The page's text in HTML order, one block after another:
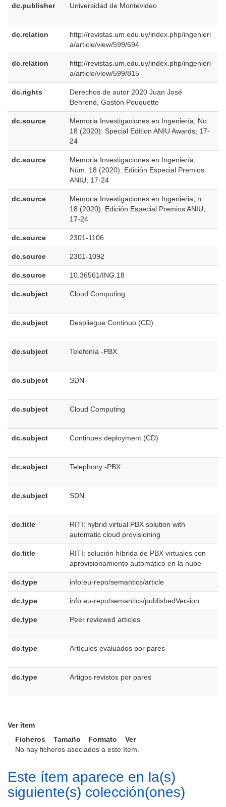
dc.publisher Universidad de Montevideo
dc.relation
http://revistas.um.edu.uy/index.php/ingenieri
a/article/view/599/694
dc.relation
http://revistas.um.edu.uy/index.php/ingenieri
a/article/view/599/815
dc.rights
Derechos de autor 2020 Juan José
Behrend, Gastón Pouquette
dc.source
Memoria Investigaciones en Ingeniería; No.
18 (2020): Special Edition ANIU Awards; 17-
24
dc.source
Memoria Investigaciones en Ingeniería;
Núm. 18 (2020): Edición Especial Premios
ANIU; 17-24
dc.source
Memoria Investigaciones en Ingenieria; n.
18 (2020): Edición Especial Premios ANIU;
17-24
dc.source 2301-1106
dc.source 2301-1092
dc.source 10.36561/ING.18
dc.subject Cloud Computing
dc.subject Despliegue Continuo (CD)
dc.subject Telefonía -PBX
dc.subject SDN
dc.subject Cloud Computing
dc.subject Continues deployment (CD)
dc.subject Telephony -PBX
dc.subject SDN
dc.title
RITI: hybrid virtual PBX solution with
automatic cloud provisioning
dc.title
RITI: solución híbrida de PBX virtuales con
aprovisionamiento automático en la nube
dc.type info:eu-repo/semantics/article
dc.type info:eu-repo/semantics/publishedVersion
dc.type Peer reviewed articles
dc.type Artículos evaluados por pares
dc.type Artigos revistos por pares
Ver ítem
Ficheros
Tamaño Formato
Ver
No hay ficheros asociados a este ítem.
Este ítem aparece en la(s)
siguiente(s) colección(ones)